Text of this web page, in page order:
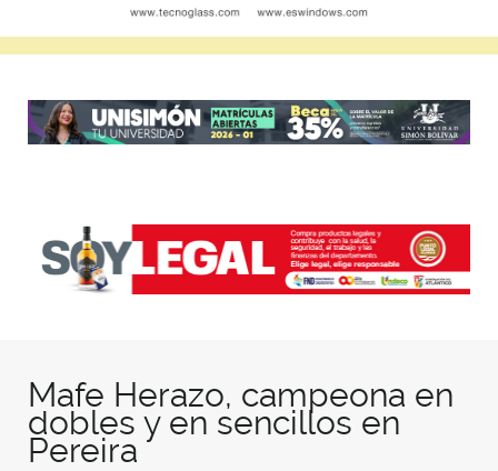
Mafe Herazo, campeona en
dobles y en sencillos en
Pereira